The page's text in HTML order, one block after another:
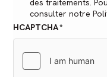
des traitements.
consulter notre
HCAPTCHA